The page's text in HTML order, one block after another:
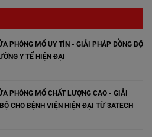
PHÒNG MỔ UY TÍN - GIẢI PHÁP ĐỒNG BỘ
Y TẾ HIỆN ĐẠI
PHÒNG MỔ CHẤT LƯỢNG CAO - GIẢI
CHO BỆNH VIỆN HIỆN ĐẠI TỪ 3ATECH